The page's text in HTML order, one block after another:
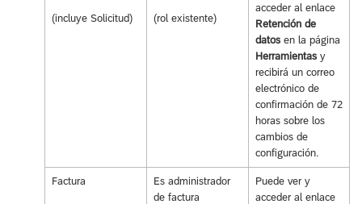
(incluye Solicitud) (rol existente)
acceder al enlace
Retención de
datosen la página
Herramientasy
recibirá un correo
electrónico de
confirmación de 72
horas sobre los
cambios de
configuración.
Factura
Es administrador
de factura
Puede ver y
acceder al enlace